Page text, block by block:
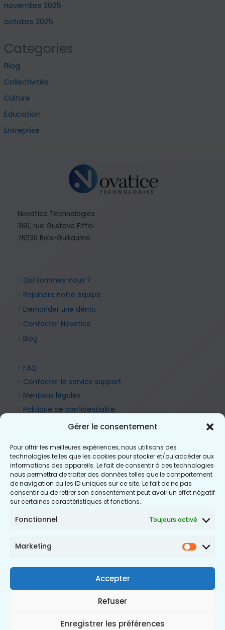
Gérer le consentement
Pour offrir les meilleures expériences, nous utilisons des
technologies telles que les cookies pour stocker et/ou accéder aux
informations des appareils. Le fait de consentir à ces technologies
nous permettra de traiter des données telles que le comportement
de navigation ou les ID uniques sur ce site. Le fait de ne pas
consentir ou de retirer son consentement peut avoir un effet négatif
sur certaines caractéristiques et fonctions.
Fonctionnel Toujours activé
Marketing
Accepter
Refuser
Enregistrer les préférences
novembre 2025
octobre 2025
Categories
Blog
Collectivités
Culture
Éducation
Entreprise
Novatice Technologies
360, rue Gustave Eiffel
76230 Bois-Guillaume
> Qui sommes-nous ?
> Rejoindre notre équipe
> Demander une démo
> Contacter Novatice
> Blog
> FAQ
> Contacter le service support
> Mentions légales
> Politique de confidentialité